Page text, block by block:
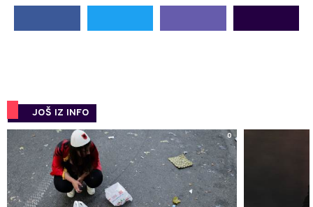
JOŠ IZ INFO
0